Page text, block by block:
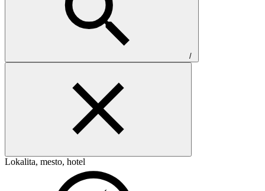
/
Lokalita, mesto, hotel